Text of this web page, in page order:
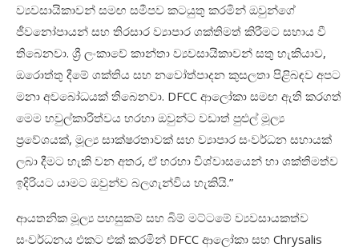
ව්‍යවසායිකාවන් සමඟ සමීපව කටයුතු කරමින් ඔවුන්ගේ
ජීවනෝපායන් සහ තිරසාර ව්‍යාපාර ශක්තිමත් කිරීමට සහාය වී
තිබෙනවා. ශ්‍රී ලංකාවේ කාන්තා ව්‍යවසායිකාවන් සතු හැකියාව,
ඔරොත්තු දීමේ ශක්තිය සහ නවෝත්පාදන කුසලතා පිළිබඳව අපට
මනා අවබෝධයක් තිබෙනවා. DFCC ආලෝකා සමඟ ඇති කරගත්
මෙම හවුල්කාරිත්වය හරහා ඔවුන්ට වඩාත් පුළුල් මූල්‍ය
ප්‍රවේශයක්, මූල්‍ය සාක්ෂරතාවක් සහ ව්‍යාපාර සංවර්ධන සහායක්
ලබා දීමට හැකි වන අතර, ඒ හරහා විශ්වාසයෙන් හා ශක්තිමත්ව
ඉදිරියට යාමට ඔවුන්ව බලගැන්විය හැකියි.”
ආයතනික මූල්‍ය පහසුකම් සහ බිම් මට්ටමේ ව්‍යවසායකත්ව
සංවර්ධනය එකට එක් කරමින් DFCC ආලෝකා සහ Chrysalis